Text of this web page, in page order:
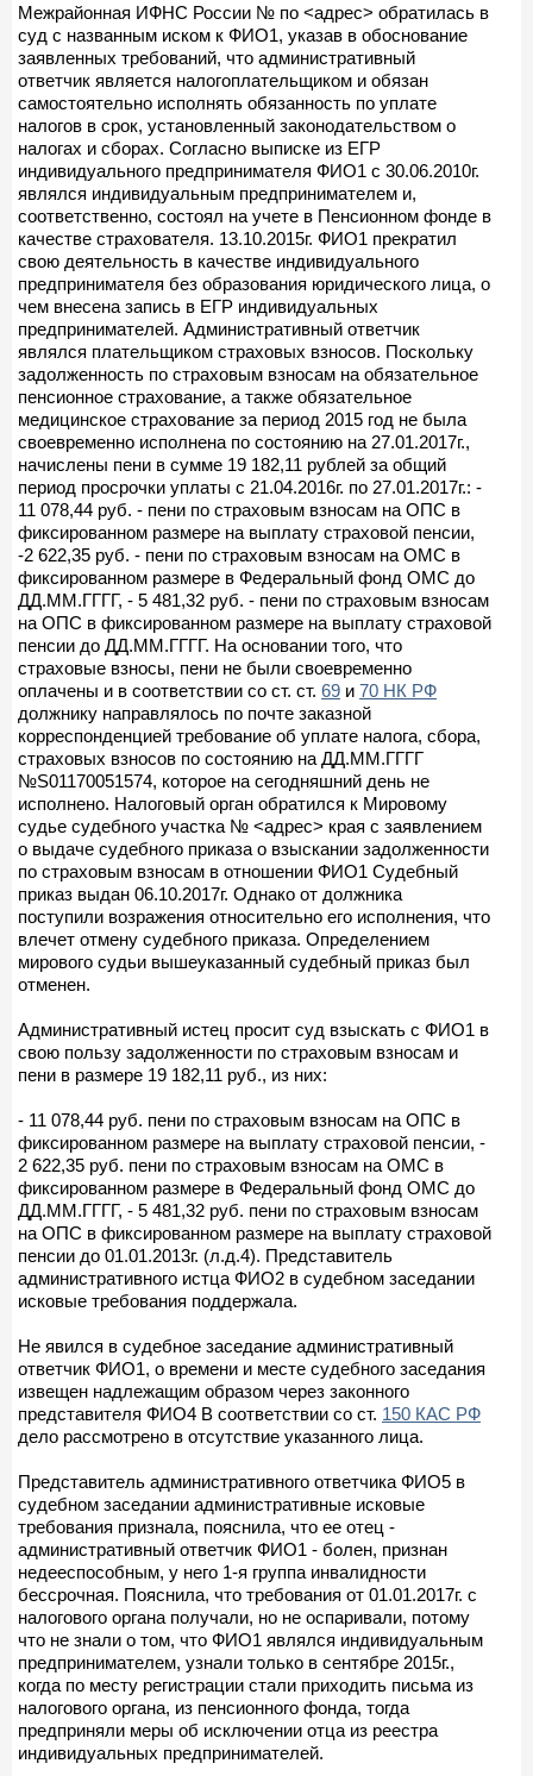
Межрайонная ИФНС России № по <адрес> обратилась в
суд с названным иском к ФИО1, указав в обоснование
заявленных требований, что административный
ответчик является налогоплательщиком и обязан
самостоятельно исполнять обязанность по уплате
налогов в срок, установленный законодательством о
налогах и сборах. Согласно выписке из ЕГР
индивидуального предпринимателя ФИО1 с 30.06.2010г.
являлся индивидуальным предпринимателем и,
соответственно, состоял на учете в Пенсионном фонде в
качестве страхователя. 13.10.2015г. ФИО1 прекратил
свою деятельность в качестве индивидуального
предпринимателя без образования юридического лица, о
чем внесена запись в ЕГР индивидуальных
предпринимателей. Административный ответчик
являлся плательщиком страховых взносов. Поскольку
задолженность по страховым взносам на обязательное
пенсионное страхование, а также обязательное
медицинское страхование за период 2015 год не была
своевременно исполнена по состоянию на 27.01.2017г.,
начислены пени в сумме 19 182,11 рублей за общий
период просрочки уплаты с 21.04.2016г. по 27.01.2017г.: -
11 078,44 руб. - пени по страховым взносам на ОПС в
фиксированном размере на выплату страховой пенсии,
-2 622,35 руб. - пени по страховым взносам на ОМС в
фиксированном размере в Федеральный фонд ОМС до
ДД.ММ.ГГГГ, - 5 481,32 руб. - пени по страховым взносам
на ОПС в фиксированном размере на выплату страховой
пенсии до ДД.ММ.ГГГГ. На основании того, что
страховые взносы, пени не были своевременно
оплачены и в соответствии со ст. ст. 69 и 70 НК РФ
должнику направлялось по почте заказной
корреспонденцией требование об уплате налога, сбора,
страховых взносов по состоянию на ДД.ММ.ГГГГ
№S01170051574, которое на сегодняшний день не
исполнено. Налоговый орган обратился к Мировому
судье судебного участка № <адрес> края с заявлением
о выдаче судебного приказа о взыскании задолженности
по страховым взносам в отношении ФИО1 Судебный
приказ выдан 06.10.2017г. Однако от должника
поступили возражения относительно его исполнения, что
влечет отмену судебного приказа. Определением
мирового судьи вышеуказанный судебный приказ был
отменен.
Административный истец просит суд взыскать с ФИО1 в
свою пользу задолженности по страховым взносам и
пени в размере 19 182,11 руб., из них:
- 11 078,44 руб. пени по страховым взносам на ОПС в
фиксированном размере на выплату страховой пенсии, -
2 622,35 руб. пени по страховым взносам на ОМС в
фиксированном размере в Федеральный фонд ОМС до
ДД.ММ.ГГГГ, - 5 481,32 руб. пени по страховым взносам
на ОПС в фиксированном размере на выплату страховой
пенсии до 01.01.2013г. (л.д.4). Представитель
административного истца ФИО2 в судебном заседании
исковые требования поддержала.
Не явился в судебное заседание административный
ответчик ФИО1, о времени и месте судебного заседания
извещен надлежащим образом через законного
представителя ФИО4 В соответствии со ст. 150 КАС РФ
дело рассмотрено в отсутствие указанного лица.
Представитель административного ответчика ФИО5 в
судебном заседании административные исковые
требования признала, пояснила, что ее отец -
административный ответчик ФИО1 - болен, признан
недееспособным, у него 1-я группа инвалидности
бессрочная. Пояснила, что требования от 01.01.2017г. с
налогового органа получали, но не оспаривали, потому
что не знали о том, что ФИО1 являлся индивидуальным
предпринимателем, узнали только в сентябре 2015г.,
когда по месту регистрации стали приходить письма из
налогового органа, из пенсионного фонда, тогда
предприняли меры об исключении отца из реестра
индивидуальных предпринимателей.